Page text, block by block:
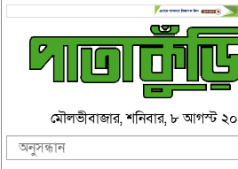
মৌলভীবাজার, শনিবার, ৮ আগস্ট